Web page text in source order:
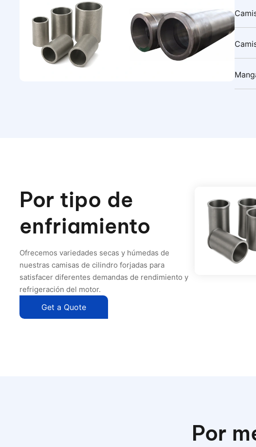
Por tipo de
enfriamiento
Ofrecemos variedades secas y húmedas de
nuestras camisas de cilindro forjadas para
satisfacer diferentes demandas de rendimiento y
refrigeración del motor.
Get a Quote
Por